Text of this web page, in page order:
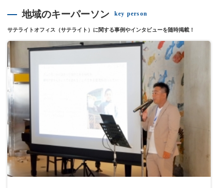
地域のキーパーソン key person
サテライトオフィス（サテライト）に関する事例やインタビューを随時掲載！